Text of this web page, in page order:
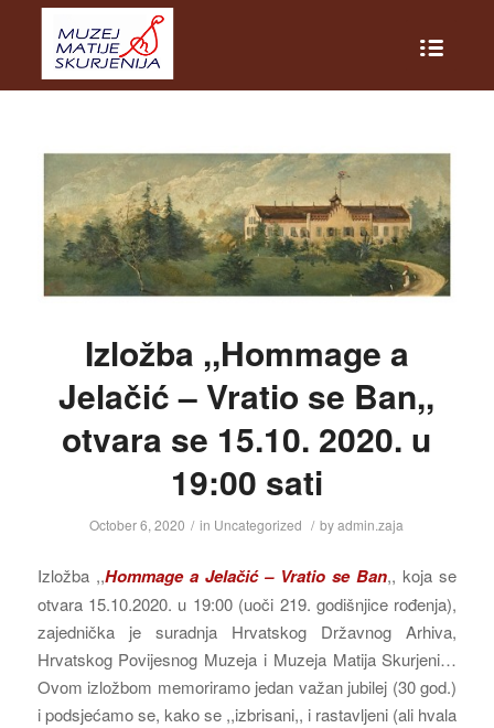
Izložba ,,Hommage a
Jelačić – Vratio se Ban,,
otvara se 15.10. 2020. u
19:00 sati
October 6, 2020 / in Uncategorized / byadmin.zaja
Izložba ,,Hommage a Jelačić – Vratio se Ban,, koja se
otvara 15.10.2020. u 19:00 (uoči 219. godišnjice rođenja),
zajednička je suradnja Hrvatskog Državnog Arhiva,
Hrvatskog Povijesnog Muzeja i Muzeja Matija Skurjeni…
Ovom izložbom memoriramo jedan važan jubilej (30 god.)
i podsjećamo se, kako se ,,izbrisani,, i rastavljeni (ali hvala